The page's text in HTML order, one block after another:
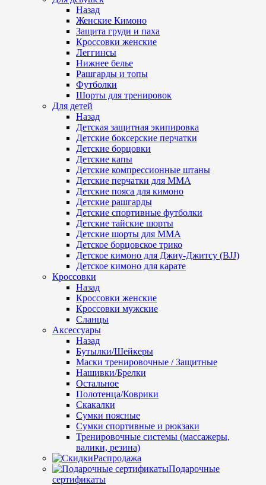
Назад
Женские Кимоно
Защита груди и паха
Кроссовки женские
Леггинсы
Нижнее белье
Рашгарды и топы
Футболки
Шорты для тренировок
Для детей
Назад
Детская защитная экипировка
Детские боксерские перчатки
Детские борцовки
Детские капы
Детские компрессионные штаны
Детские перчатки для ММА
Детские пояса для кимоно
Детские рашгарды
Детские спортивные футболки
Детские тайские шорты
Детские шорты для ММА
Детское борцовское трико
Детское кимоно для Джиу-Джитсу (BJJ)
Детское кимоно для карате
Кроссовки
Назад
Кроссовки женские
Кроссовки мужские
Сланцы
Аксессуары
Назад
Бутылки/Шейкеры
Маски тренировочные / Защитные
Нашивки/Брелки
Остальное
Полотенца/Коврики
Скакалки
Сумки поясные
Сумки спортивные и рюкзаки
Тренировочные системы (массажеры,
валики, резина)
Распродажа
Подарочные
сертификаты